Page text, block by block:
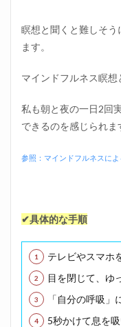
瞑想と聞くと難しそう
ます。
マインドフルネス瞑想
私も朝と夜の一日2回
できるのを感じられま
参照：マインドフルネスに
✔具体的な手順
テレビやスマホ
目を閉じて、ゆ
「自分の呼吸」
5秒かけて息を